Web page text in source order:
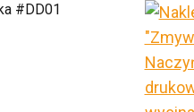
#DD01